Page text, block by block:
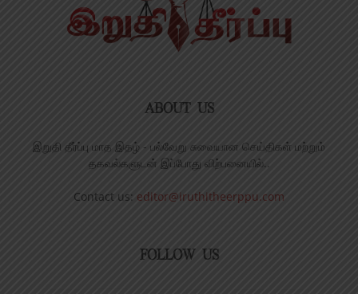
ABOUT US
இறுதி தீர்ப்பு மாத இதழ் - பல்வேறு சுவையான செய்திகள் மற்றும்
தகவல்களுடன் இப்போது விற்பனையில்..
Contact us: editor@iruthitheerppu.com
FOLLOW US